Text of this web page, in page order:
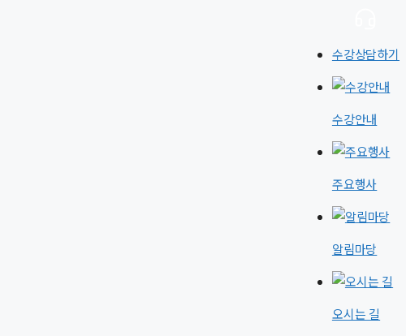
수강상담하기
수강안내
주요행사
알림마당
오시는 길